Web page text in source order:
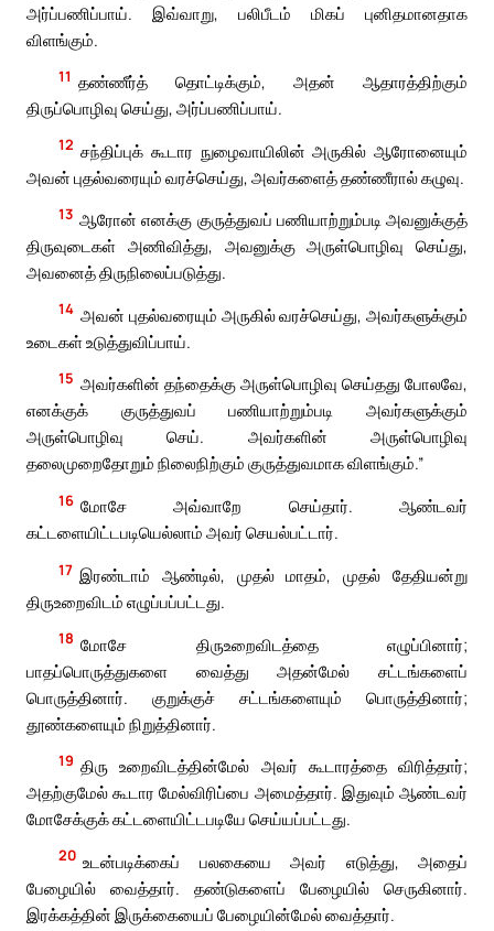
அர்ப்பணிப்பாய். இவ்வாறு, பலிபீடம் மிகப் புனிதமானதாக
விளங்கும்.
11 தண்ணீர்த் தொட்டிக்கும், அதன் ஆதாரத்திற்கும்
திருப்பொழிவு செய்து, அர்ப்பணிப்பாய்.
12 சந்திப்புக் கூடார நுழைவாயிலின் அருகில் ஆரோனையும்
அவன் புதல்வரையும் வரச்செய்து, அவர்களைத் தண்ணீரால் கழுவு.
13 ஆரோன் எனக்கு குருத்துவப் பணியாற்றும்படி அவனுக்குத்
திருவுடைகள் அணிவித்து, அவனுக்கு அருள்பொழிவு செய்து,
அவனைத் திருநிலைப்படுத்து.
14 அவன் புதல்வரையும் அருகில் வரச்செய்து, அவர்களுக்கும்
உடைகள் உடுத்துவிப்பாய்.
15 அவர்களின் தந்தைக்கு அருள்பொழிவு செய்தது போலவே,
எனக்குக் குருத்துவப் பணியாற்றும்படி அவர்களுக்கும்
அருள்பொழிவு செய். அவர்களின் அருள்பொழிவு
தலைமுறைதோறும் நிலைநிற்கும் குருத்துவமாக விளங்கும்.”
16 மோசே அவ்வாறே செய்தார். ஆண்டவர்
கட்டளையிட்டபடியெல்லாம் அவர் செயல்பட்டார்.
17 இரண்டாம் ஆண்டில், முதல் மாதம், முதல் தேதியன்று
திருஉறைவிடம் எழுப்பப்பட்டது.
18 மோசே திருஉறைவிடத்தை எழுப்பினார்;
பாதப்பொருத்துகளை வைத்து அதன்மேல் சட்டங்களைப்
பொருத்தினார். குறுக்குச் சட்டங்களையும் பொருத்தினார்;
தூண்களையும் நிறுத்தினார்.
19 திரு உறைவிடத்தின்மேல் அவர் கூடாரத்தை விரித்தார்;
அதற்குமேல் கூடார மேல்விரிப்பை அமைத்தார். இதுவும் ஆண்டவர்
மோசேக்குக் கட்டளையிட்டபடியே செய்யப்பட்டது.
20 உடன்படிக்கைப் பலகையை அவர் எடுத்து, அதைப்
பேழையில் வைத்தார். தண்டுகளைப் பேழையில் செருகினார்.
இரக்கத்தின் இருக்கையைப் பேழையின்மேல் வைத்தார்.